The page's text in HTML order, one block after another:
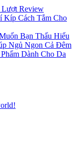
Lượt Review
Kíp Cách Tắm Cho
Bạn Thấu Hiểu
Ngủ Ngon Cả Đêm
Dành Cho Da